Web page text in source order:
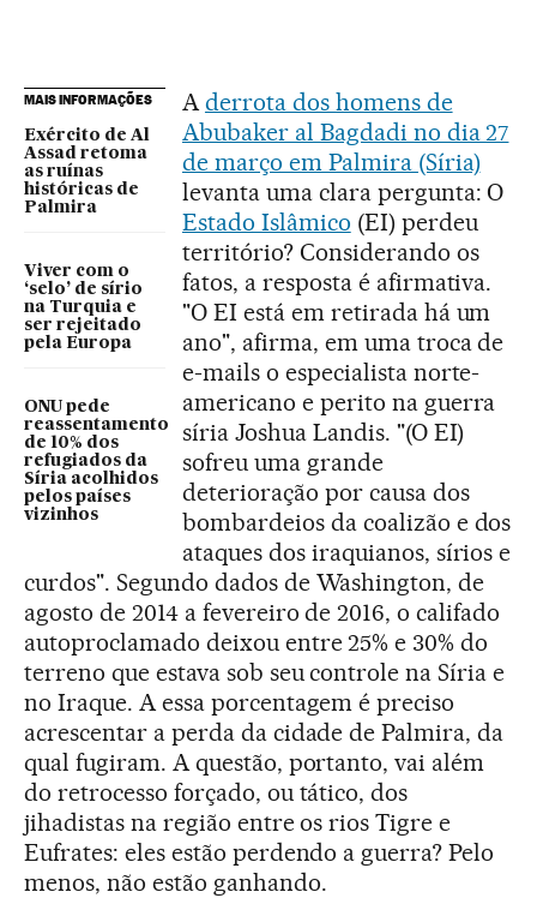
MAIS INFORMAÇÕES
Exército de Al
Assad retoma
as ruínas
históricas de
Palmira
Viver com o
‘selo’ de sírio
na Turquia e
ser rejeitado
pela Europa
ONU pede
reassentamento
de 10% dos
refugiados da
Síria acolhidos
pelos países
vizinhos
A derrota dos homens de
Abubaker al Bagdadi no dia 27
de março em Palmira (Síria)
levanta uma clara pergunta: O
Estado Islâmico (EI) perdeu
território? Considerando os
fatos, a resposta é afirmativa.
"O EI está em retirada há um
ano", afirma, em uma troca de
e-mails o especialista norte-
americano e perito na guerra
síria Joshua Landis. "(O EI)
sofreu uma grande
deterioração por causa dos
bombardeios da coalizão e dos
ataques dos iraquianos, sírios e
curdos". Segundo dados de Washington, de
agosto de 2014 a fevereiro de 2016, o califado
autoproclamado deixou entre 25% e 30% do
terreno que estava sob seu controle na Síria e
no Iraque. A essa porcentagem é preciso
acrescentar a perda da cidade de Palmira, da
qual fugiram. A questão, portanto, vai além
do retrocesso forçado, ou tático, dos
jihadistas na região entre os rios Tigre e
Eufrates: eles estão perdendo a guerra? Pelo
menos, não estão ganhando.